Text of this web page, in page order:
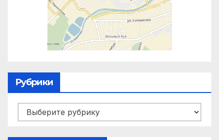
Рубрики
Рубрики